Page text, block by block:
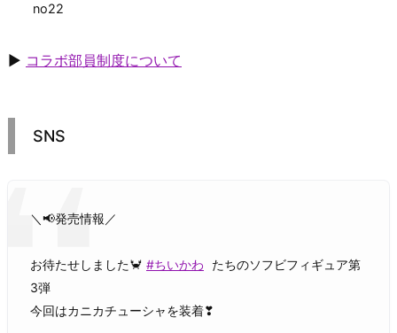
no22
▶ コラボ部員制度について
SNS
＼📢発売情報／
お待たせしました🦀 #ちいかわ
たちのソフビフィギュア第
3弾
今回はカニカチューシャを装着❣